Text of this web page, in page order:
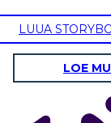
LUUA
LOE